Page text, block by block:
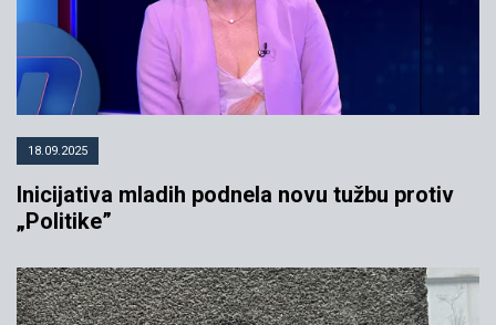
18.09.2025
Inicijativa mladih podnela novu tužbu protiv
„Politike”